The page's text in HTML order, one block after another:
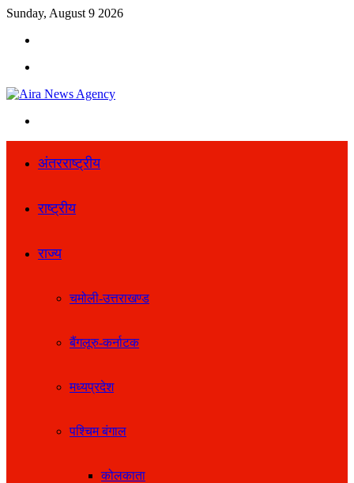
Sunday, August 9 2026
अंतरराष्ट्रीय
राष्ट्रीय
राज्य
चमोली-उत्तराखण्ड
बैंगलूरु-कर्नाटक
मध्यप्रदेश
पश्चिम बंगाल
कोलकाता